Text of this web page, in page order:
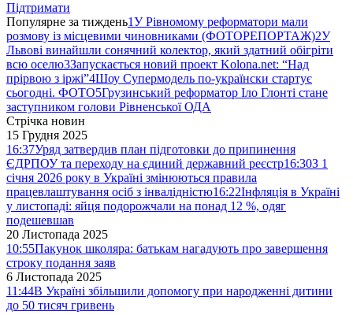
Підтримати
Популярне за тиждень1У Рівномому реформатори мали
розмову із місцевими чиновниками (ФОТОРЕПОРТАЖ)2У
Львові винайшли сонячний колектор, який здатний обігріти
всю оселю3Запускається новий проект Kolona.net: “Над
прірвою з іржі”4Шоу Супермодель по-українски стартує
сьогодні. ФОТО5Грузинський реформатор Іло Глонті стане
заступником голови Рівненської ОДА
Стрічка новин
15 Грудня 2025
16:37Уряд затвердив план підготовки до припинення
ЄДРПОУ та переходу на єдиний державний реєстр16:30З 1
січня 2026 року в Україні змінюються правила
працевлаштування осіб з інвалідністю16:22Інфляція в Україні
у листопаді: яйця подорожчали на понад 12 %, одяг
подешевшав
20 Листопада 2025
10:55Пакунок школяра: батькам нагадують про завершення
строку подання заяв
6 Листопада 2025
11:44В Україні збільшили допомогу при народженні дитини
до 50 тисяч гривень